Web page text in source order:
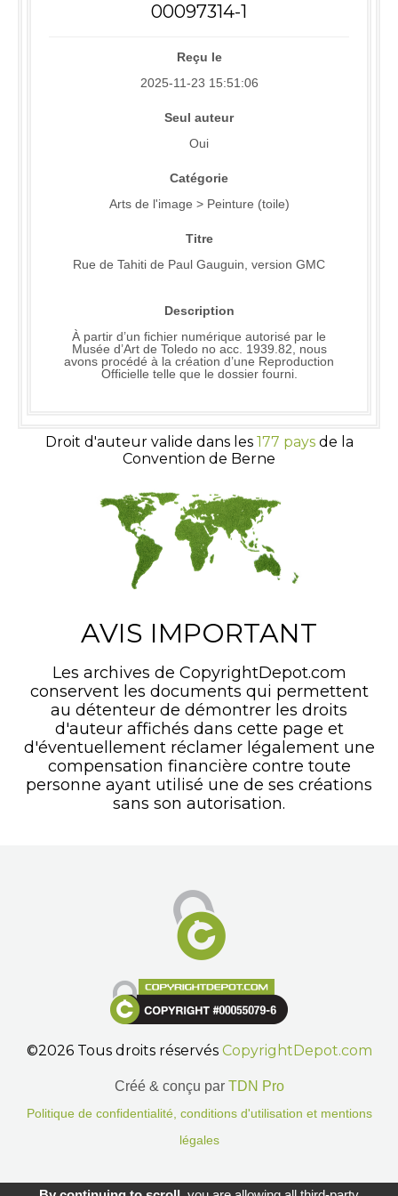
00097314-1
Reçu le
2025-11-23 15:51:06
Seul auteur
Oui
Catégorie
Arts de l'image > Peinture (toile)
Titre
Rue de Tahiti de Paul Gauguin, version GMC
Description
À partir d’un fichier numérique autorisé par le
Musée d’Art de Toledo no acc. 1939.82, nous
avons procédé à la création d’une Reproduction
Officielle telle que le dossier fourni.
Droit d'auteur valide dans les 177 paysde la
Convention de Berne
AVIS IMPORTANT
Les archives de CopyrightDepot.com
conservent les documents qui permettent
au détenteur de démontrer les droits
d'auteur affichés dans cette page et
d'éventuellement réclamer légalement une
compensation financière contre toute
personne ayant utilisé une de ses créations
sans son autorisation.
©2026 Tous droits réservés CopyrightDepot.com
Créé & conçu par TDN Pro
Politique de confidentialité, conditions d'utilisation et mentions
légales
Gestion des cookies.